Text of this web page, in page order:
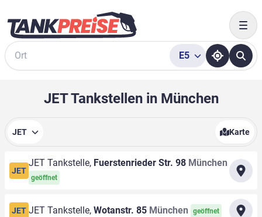
Suche
E5
JET Tankstellen in München
JET Karte
JET
JET Tankstelle, Fuerstenrieder Str. 98 München
geöffnet
JET JET Tankstelle, Wotanstr. 85 München geöffnet